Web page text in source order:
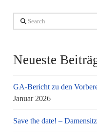
Search
Neueste
GA-Bericht zu den
Januar 2026
Save the date! –